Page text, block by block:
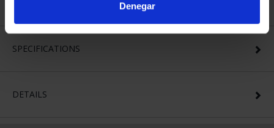
Denegar
SPECIFICATIONS
DETAILS